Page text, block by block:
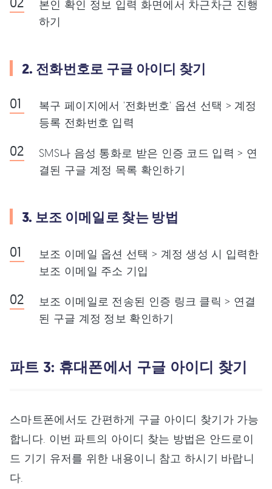
본인 확인 정보 입력 화면에서 차근차근 진행
하기
2. 전화번호로 구글 아이디 찾기
복구 페이지에서 '전화번호' 옵션 선택 > 계정
등록 전화번호 입력
SMS나 음성 통화로 받은 인증 코드 입력 > 연
결된 구글 계정 목록 확인하기
3. 보조 이메일로 찾는 방법
보조 이메일 옵션 선택 > 계정 생성 시 입력한
보조 이메일 주소 기입
보조 이메일로 전송된 인증 링크 클릭 > 연결
된 구글 계정 정보 확인하기
파트 3: 휴대폰에서 구글 아이디 찾기
스마트폰에서도 간편하게 구글 아이디 찾기가 가능
합니다. 이번 파트의 아이디 찾는 방법은 안드로이
드 기기 유저를 위한 내용이니 참고 하시기 바랍니
다.